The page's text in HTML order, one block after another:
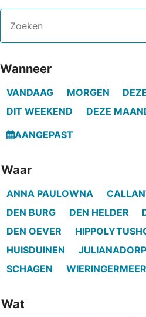
Zoeken
Wanneer
VANDAAG MORGEN
DIT WEEKEND
DEZE
AANGEPAST
Waar
ANNA PAULOWNA
DEN BURG
DEN HELDER
DEN OEVER
HUISDUINEN
JULIANADORP
SCHAGEN
WIERINGERMEER
Wat